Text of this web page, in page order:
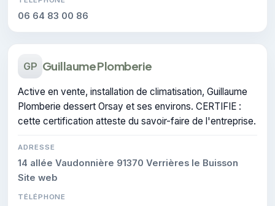
06 64 83 00 86
GP Guillaume Plomberie
Active en vente, installation de climatisation, Guillaume
Plomberie dessert Orsay et ses environs. CERTIFIE :
cette certification atteste du savoir-faire de l'entreprise.
ADRESSE
14 allée Vaudonnière 91370 Verrières le Buisson
Site web
TÉLÉPHONE